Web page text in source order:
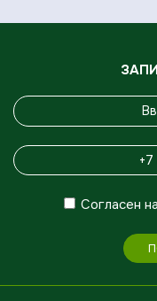
Согласен